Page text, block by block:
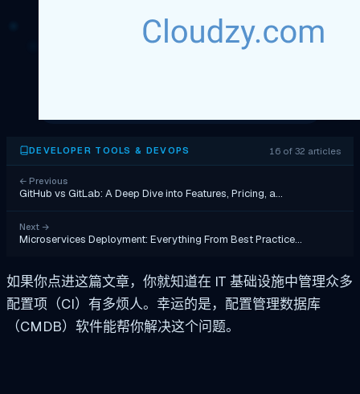
DEVELOPER TOOLS & DEVOPS 16 of 32 articles
← Previous
GitHub vs GitLab: A Deep Dive into Features, Pricing, a…
Next →
Microservices Deployment: Everything From Best Practice…
如果你点进这篇文章，你就知道在 IT 基础设施中管理众多
配置项（CI）有多烦人。幸运的是，配置管理数据库
（CMDB）软件能帮你解决这个问题。